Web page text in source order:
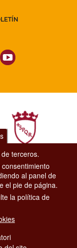
e Moda.
08
terceros.
al panel de
el pie de página.
la política de